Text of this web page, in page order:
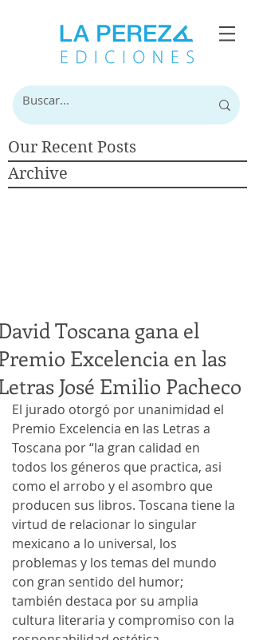
Our Recent Posts
Archive
Toscana gana el
Excelencia en las
José Emilio Pacheco
El jurado otorgó por unanimidad el
Premio Excelencia en las Letras a
Toscana por “la gran calidad en
todos los géneros que practica, asi
como el arrobo y el asombro que
producen sus libros. Toscana tiene la
virtud de relacionar lo singular
mexicano a lo universal, los
problemas y los temas del mundo
con gran sentido del humor;
también destaca por su amplia
cultura literaria y compromiso con la